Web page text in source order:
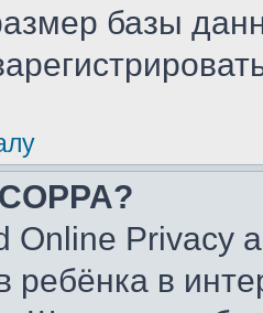
базы
Online Privacy
ребёнка в